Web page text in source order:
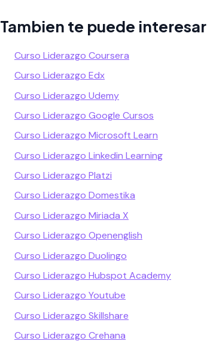
Tambien te puede interesar
Curso Liderazgo Coursera
Curso Liderazgo Edx
Curso Liderazgo Udemy
Curso Liderazgo Google Cursos
Curso Liderazgo Microsoft Learn
Curso Liderazgo Linkedin Learning
Curso Liderazgo Platzi
Curso Liderazgo Domestika
Curso Liderazgo Miriada X
Curso Liderazgo Openenglish
Curso Liderazgo Duolingo
Curso Liderazgo Hubspot Academy
Curso Liderazgo Youtube
Curso Liderazgo Skillshare
Curso Liderazgo Crehana